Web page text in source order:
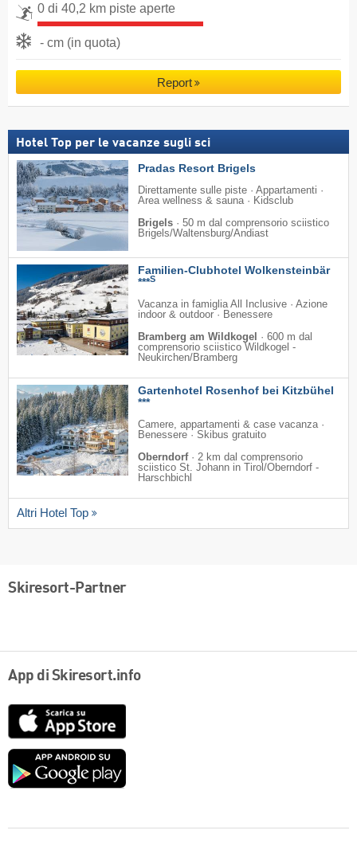
0 di 40,2 km piste aperte
- cm (in quota)
Report
Hotel Top per le vacanze sugli sci
Pradas Resort Brigels
Direttamente sulle piste · Appartamenti ·
Area wellness & sauna · Kidsclub
Brigels · 50 m dal comprensorio sciistico
Brigels/​Waltensburg/​Andiast
Familien-Clubhotel Wolkensteinbär
***S
Vacanza in famiglia All Inclusive · Azione
indoor & outdoor · Benessere
Bramberg am Wildkogel
· 600 m dal
comprensorio sciistico Wildkogel -
Neukirchen/​Bramberg
Gartenhotel Rosenhof bei Kitzbühel
***
Camere, appartamenti & case vacanza ·
Benessere · Skibus gratuito
Oberndorf · 2 km dal comprensorio
sciistico St. Johann in Tirol/​Oberndorf -
Harschbichl
Altri Hotel Top
Skiresort-Partner
App di Skiresort.info
Google